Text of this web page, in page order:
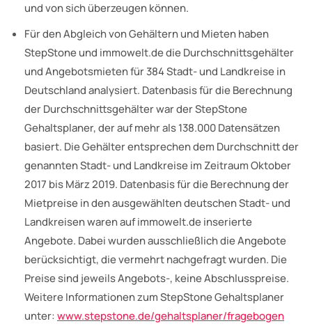
und von sich überzeugen können.
Für den Abgleich von Gehältern und Mieten haben
StepStone und immowelt.de die Durchschnittsgehälter
und Angebotsmieten für 384 Stadt- und Landkreise in
Deutschland analysiert. Datenbasis für die Berechnung
der Durchschnittsgehälter war der StepStone
Gehaltsplaner, der auf mehr als 138.000 Datensätzen
basiert. Die Gehälter entsprechen dem Durchschnitt der
genannten Stadt- und Landkreise im Zeitraum Oktober
2017 bis März 2019. Datenbasis für die Berechnung der
Mietpreise in den ausgewählten deutschen Stadt- und
Landkreisen waren auf immowelt.de inserierte
Angebote. Dabei wurden ausschließlich die Angebote
berücksichtigt, die vermehrt nachgefragt wurden. Die
Preise sind jeweils Angebots-, keine Abschlusspreise.
Weitere Informationen zum StepStone Gehaltsplaner
unter:www.stepstone.de/gehaltsplaner/fragebogen